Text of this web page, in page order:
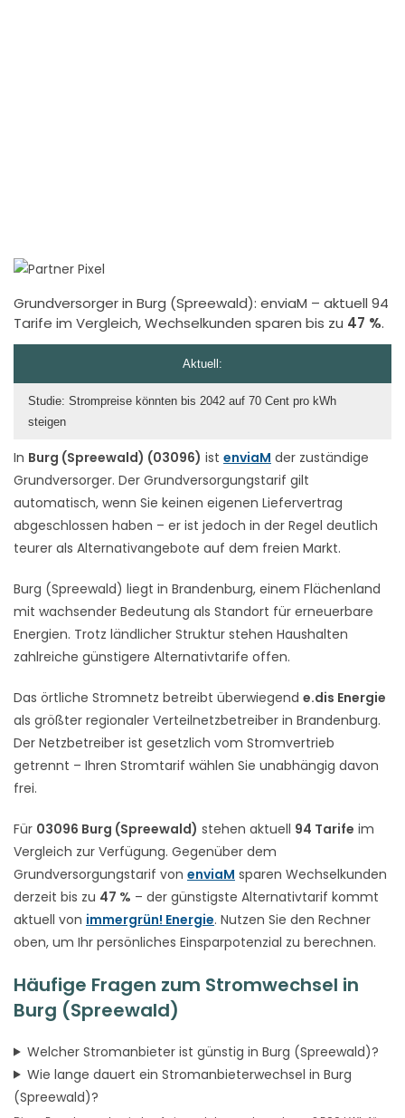
Grundversorger in Burg (Spreewald): enviaM – aktuell 94
Tarife im Vergleich, Wechselkunden sparen bis zu 47 %.
In Burg (Spreewald) (03096) ist enviaM der zuständige
Grundversorger. Der Grundversorgungstarif gilt
automatisch, wenn Sie keinen eigenen Liefervertrag
abgeschlossen haben – er ist jedoch in der Regel deutlich
teurer als Alternativangebote auf dem freien Markt.
Burg (Spreewald) liegt in Brandenburg, einem Flächenland
mit wachsender Bedeutung als Standort für erneuerbare
Energien. Trotz ländlicher Struktur stehen Haushalten
zahlreiche günstigere Alternativtarife offen.
Das örtliche Stromnetz betreibt überwiegend e.dis Energie
als größter regionaler Verteilnetzbetreiber in Brandenburg.
Der Netzbetreiber ist gesetzlich vom Stromvertrieb
getrennt – Ihren Stromtarif wählen Sie unabhängig davon
frei.
Für 03096 Burg (Spreewald) stehen aktuell 94 Tarife im
Vergleich zur Verfügung. Gegenüber dem
Grundversorgungstarif von enviaM sparen Wechselkunden
derzeit bis zu 47 % – der günstigste Alternativtarif kommt
aktuell von immergrün! Energie. Nutzen Sie den Rechner
oben, um Ihr persönliches Einsparpotenzial zu berechnen.
Häufige Fragen zum Stromwechsel in
Burg (Spreewald)
Welcher Stromanbieter ist günstig in Burg (Spreewald)?
Wie lange dauert ein Stromanbieterwechsel in Burg
(Spreewald)?
Aktuell:
Studie: Strompreise könnten bis 2042 auf 70 Cent pro kWh
steigen